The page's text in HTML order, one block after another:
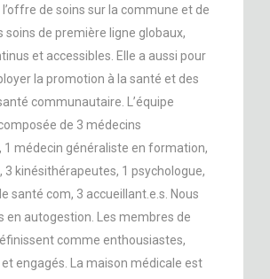
de soins sur la commune et de
soins de première ligne globaux,
et accessibles. Elle a aussi pour
la promotion à la santé et des
communautaire. L’équipe
de 3 médecins
1 médecin généraliste en formation,
3 kinésithérapeutes, 1 psychologue,
santé com, 3 accueillant.e.s. Nous
en autogestion. Les membres de
comme enthousiastes,
engagés. La maison médicale est